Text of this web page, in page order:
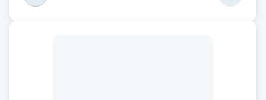
Hälsprickor